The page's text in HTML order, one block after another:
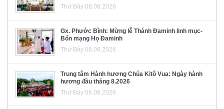
Thứ Bảy 08.08.2026
Gx. Phước Bình: Mừng lễ Thánh Đaminh linh mục-
Bổn mạng Họ Đaminh
Thứ Bảy 08.08.2026
Trung tâm Hành hương Chúa Kitô Vua: Ngày hành
hương đầu tháng 8.2026
Thứ Bảy 08.08.2026